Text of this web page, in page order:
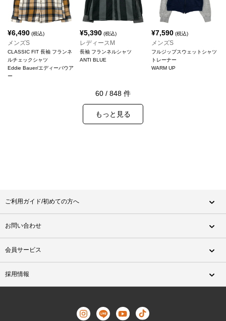
¥6,490 (税込)
メンズS
CLASSIC FIT 長袖 フランネ
ルチェックシャツ
Eddie Bauer/エディーバウア
ー
¥5,390(税込)
レディースM
長袖 フランネルシャツ
ANTI BLUE
¥7,590 (税込)
メンズS
フルジップスウェットシャツ
トレーナー
WARM UP
60 / 848 件
もっと見る
ご利用ガイド/初めての方へ
お問い合わせ
会員サービス
採用情報